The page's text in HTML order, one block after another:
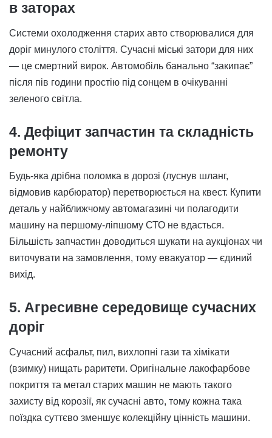
в заторах
Системи охолодження старих авто створювалися для
доріг минулого століття. Сучасні міські затори для них
— це смертний вирок. Автомобіль банально “закипає”
після пів години простію під сонцем в очікуванні
зеленого світла.
4. Дефіцит запчастин та складність
ремонту
Будь-яка дрібна поломка в дорозі (луснув шланг,
відмовив карбюратор) перетворюється на квест. Купити
деталь у найближчому автомагазині чи полагодити
машину на першому-ліпшому СТО не вдасться.
Більшість запчастин доводиться шукати на аукціонах чи
виточувати на замовлення, тому евакуатор — єдиний
вихід.
5. Агресивне середовище сучасних
доріг
Сучасний асфальт, пил, вихлопні гази та хімікати
(взимку) нищать раритети. Оригінальне лакофарбове
покриття та метал старих машин не мають такого
захисту від корозії, як сучасні авто, тому кожна така
поїздка суттєво зменшує колекційну цінність машини.